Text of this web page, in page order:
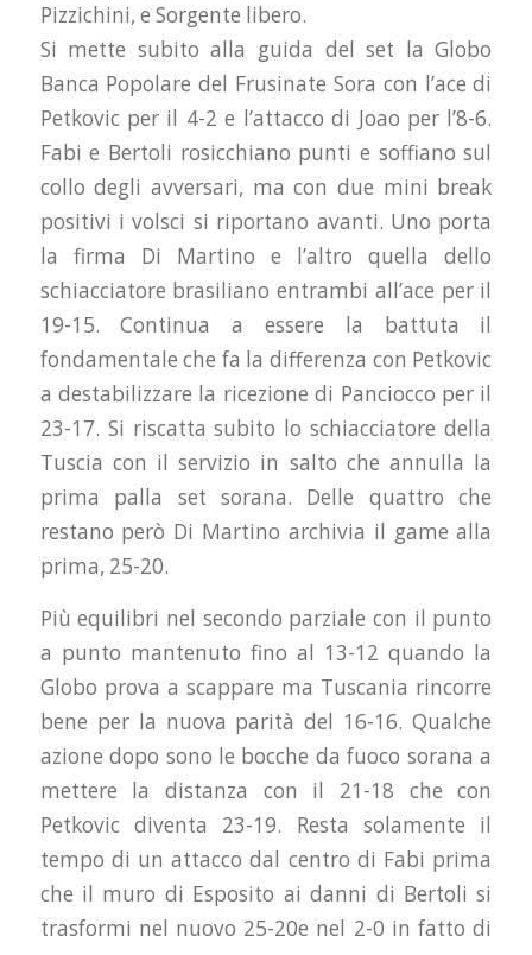
Pizzichini, e Sorgente libero.
Si mette subito alla guida del set la Globo
Banca Popolare del Frusinate Sora con l’ace di
Petkovic per il 4-2 e l’attacco di Joao per l’8-6.
Fabi e Bertoli rosicchiano punti e soffiano sul
collo degli avversari, ma con due mini break
positivi i volsci si riportano avanti. Uno porta
la firma Di Martino e l’altro quella dello
schiacciatore brasiliano entrambi all’ace per il
19-15. Continua a essere la battuta il
fondamentale che fa la differenza con Petkovic
a destabilizzare la ricezione di Panciocco per il
23-17. Si riscatta subito lo schiacciatore della
Tuscia con il servizio in salto che annulla la
prima palla set sorana. Delle quattro che
restano però Di Martino archivia il game alla
prima, 25-20.
Più equilibri nel secondo parziale con il punto
a punto mantenuto fino al 13-12 quando la
Globo prova a scappare ma Tuscania rincorre
bene per la nuova parità del 16-16. Qualche
azione dopo sono le bocche da fuoco sorana a
mettere la distanza con il 21-18 che con
Petkovic diventa 23-19. Resta solamente il
tempo di un attacco dal centro di Fabi prima
che il muro di Esposito ai danni di Bertoli si
trasformi nel nuovo 25-20e nel 2-0 in fatto di